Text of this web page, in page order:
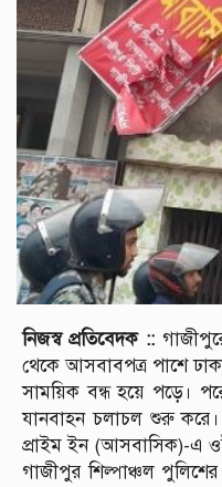
নিজস্ব প্রতিবেদক ::
থেকে আসবাবপত্র পাশে
সাময়িক বন্ধ হয়ে পড়ে।
যানবাহন চলাচল শুরু
প্রাইম ইন (আসবাসিক)-এ
গাজীপুর শিল্পাঞ্চল